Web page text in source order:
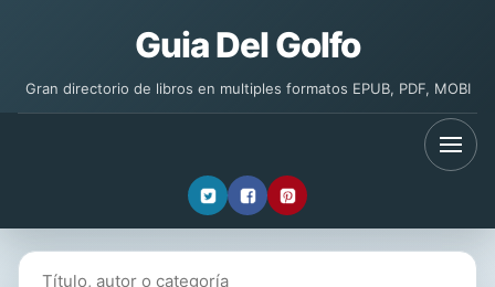
Guia Del Golfo
Gran directorio de libros en multiples formatos EPUB, PDF, MOBI